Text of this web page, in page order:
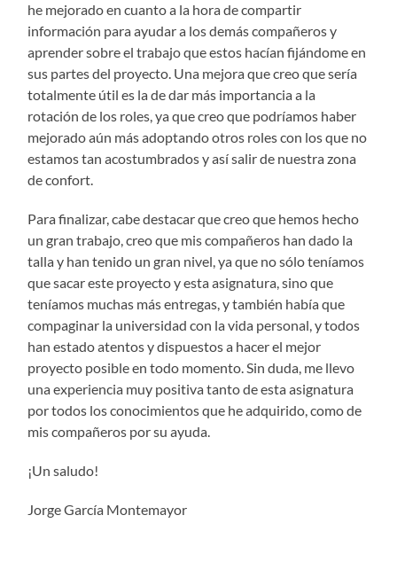
he mejorado en cuanto a la hora de compartir
información para ayudar a los demás compañeros y
aprender sobre el trabajo que estos hacían fijándome en
sus partes del proyecto. Una mejora que creo que sería
totalmente útil es la de dar más importancia a la
rotación de los roles, ya que creo que podríamos haber
mejorado aún más adoptando otros roles con los que no
estamos tan acostumbrados y así salir de nuestra zona
de confort.
Para finalizar, cabe destacar que creo que hemos hecho
un gran trabajo, creo que mis compañeros han dado la
talla y han tenido un gran nivel, ya que no sólo teníamos
que sacar este proyecto y esta asignatura, sino que
teníamos muchas más entregas, y también había que
compaginar la universidad con la vida personal, y todos
han estado atentos y dispuestos a hacer el mejor
proyecto posible en todo momento. Sin duda, me llevo
una experiencia muy positiva tanto de esta asignatura
por todos los conocimientos que he adquirido, como de
mis compañeros por su ayuda.
¡Un saludo!
Jorge García Montemayor